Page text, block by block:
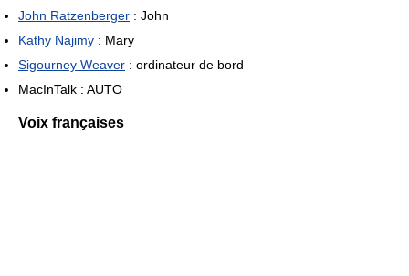
John Ratzenberger : John
Kathy Najimy : Mary
Sigourney Weaver : ordinateur de bord
MacInTalk : AUTO
Voix françaises